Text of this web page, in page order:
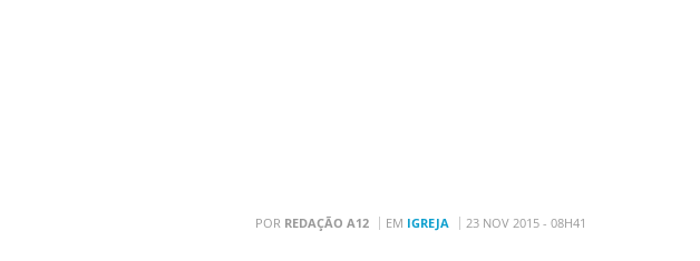
POR REDAÇÃO A12 EM IGREJA 23 NOV 2015 - 08H41